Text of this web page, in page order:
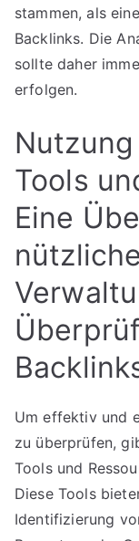
stammen, als
Backlinks. Die
sollte daher
erfolgen.
Tools
Eine
Um effektiv und
zu überprüfen,
Tools und
Diese Tools
Identifizierung